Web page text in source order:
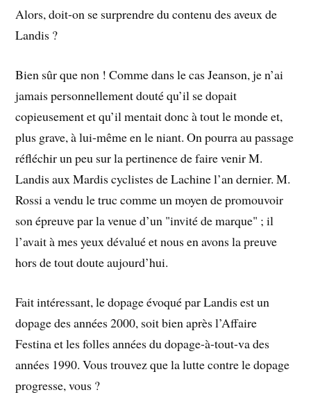
Alors, doit-on se surprendre du contenu des aveux de
Landis ?
Bien sûr que non ! Comme dans le cas Jeanson, je n’ai
jamais personnellement douté qu’il se dopait
copieusement et qu’il mentait donc à tout le monde et,
plus grave, à lui-même en le niant. On pourra au passage
réfléchir un peu sur la pertinence de faire venir M.
Landis aux Mardis cyclistes de Lachine l’an dernier. M.
Rossi a vendu le truc comme un moyen de promouvoir
son épreuve par la venue d’un "invité de marque" ; il
l’avait à mes yeux dévalué et nous en avons la preuve
hors de tout doute aujourd’hui.
Fait intéressant, le dopage évoqué par Landis est un
dopage des années 2000, soit bien après l’Affaire
Festina et les folles années du dopage-à-tout-va des
années 1990. Vous trouvez que la lutte contre le dopage
progresse, vous ?